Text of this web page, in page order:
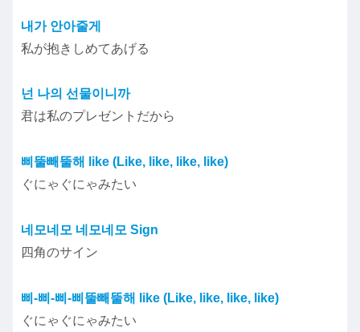
내가 안아줄게
私が抱きしめてあげる
넌 나의 선물이니까
君は私のプレゼントだから
삐뚤빼뚤해 like (Like, like, like, like)
ぐにゃぐにゃみたい
네모네모 네모네모 Sign
四角のサイン
삐-삐-삐-삐뚤빼뚤해 like (Like, like, like, like)
ぐにゃぐにゃみたい